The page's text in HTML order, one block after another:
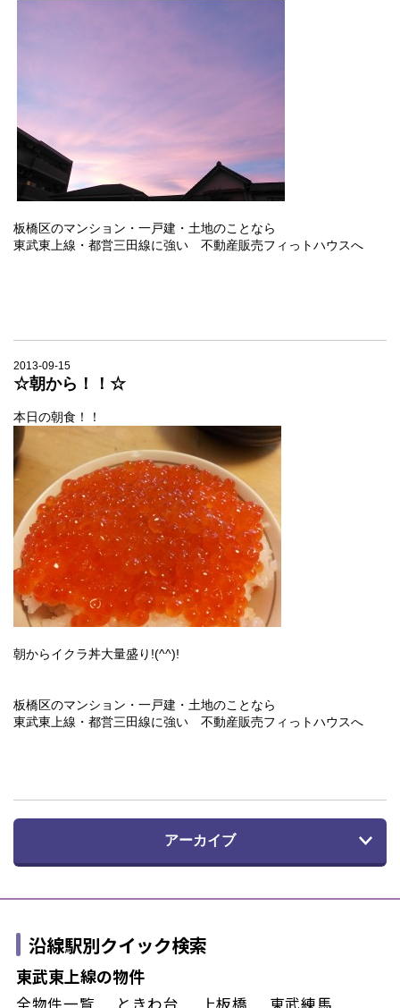
板橋区のマンション・一戸建・土地のことなら
東武東上線・都営三田線に強い 不動産販売フィっトハウスへ
2013-09-15
☆朝から！！☆
本日の朝食！！
朝からイクラ丼大量盛り!(^^)!
板橋区のマンション・一戸建・土地のことなら
東武東上線・都営三田線に強い 不動産販売フィっトハウスへ
アーカイブ
沿線駅別クイック検索
東武東上線の物件